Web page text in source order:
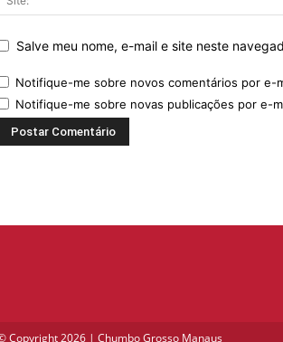
Salve meu nome, e-mail e site neste
Notifique-me sobre novos comentários por e-
Notifique-me sobre novas publicações por e-
Copyright 2026 | Chumbo Grosso Manaus